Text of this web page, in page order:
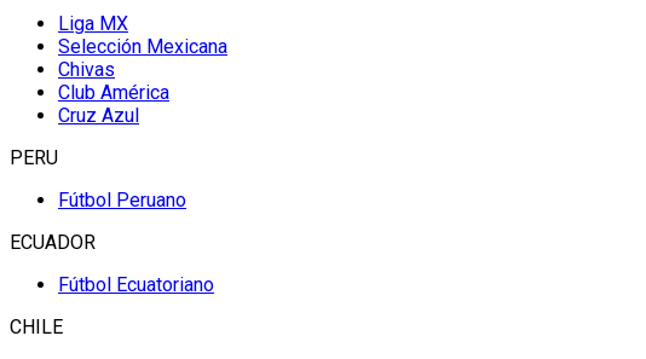
Liga MX
Selección Mexicana
Chivas
Club América
Cruz Azul
PERU
Fútbol Peruano
ECUADOR
Fútbol Ecuatoriano
CHILE